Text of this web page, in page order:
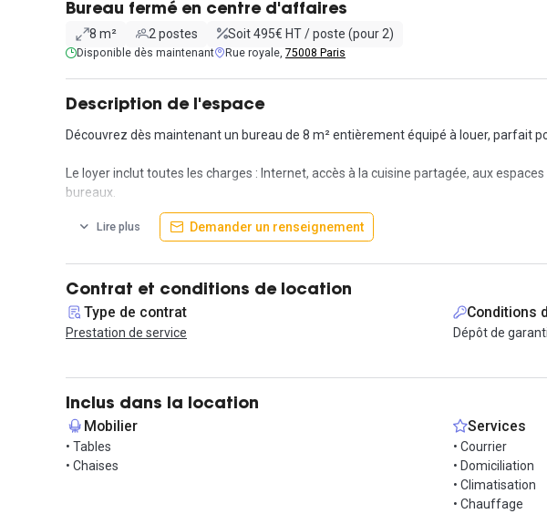
Bureau fermé en centre d'affaires
8 m² 2 postes Soit 495€ HT / poste (pour 2)
Disponible dès maintenant Rue royale, 75008 Paris
Description de l'espace
Découvrez dès maintenant un bureau de 8 m² entièrement équipé à louer, parfait
Le loyer inclut toutes les charges : Internet, accès à la cuisine partagée, aux
bureaux.
Vous bénéficierez d'un accès 24h/24, 7j/7, ainsi que d'une salle de réunion.
Vous trouverez également différentes typologies de bureaux pour répondre à vos
Situé au cœur de Paris, rue Royale, ce centre d’affaires flambant neuf a été
Ne manquez pas l'occasion de rejoindre le Centre d'Affaires Rue Royale dès
Lire plus Demander un renseignement
Contrat et conditions de location
Type de contrat
Prestation de service
Conditions
Dépôt de
Inclus dans la location
Mobilier
• Tables
• Chaises
Services
• Courrier
• Domiciliation
• Climatisation
• Chauffage